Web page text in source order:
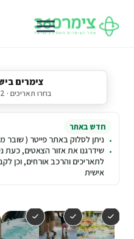
צימרים
בחרו תאריכים · 2 מבוגרים
חדש באתר
ניתן לסלוק באתר פייטר ( שובר
שידרגנו את אזור הצאטים, כעת
לתאריכים והרכב אורחים, וכן
אישית